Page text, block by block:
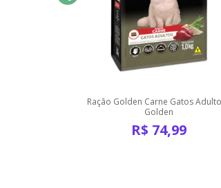
Ração Golden Carne Gatos
Golden
R$ 74,99